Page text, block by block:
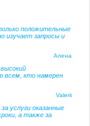
положительные
изучает запросы и
Алена
всем, кто намерен
Valerii
услуги оказанные
а также за